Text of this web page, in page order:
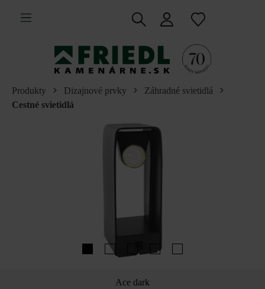
hlavný obsah
Produkty Dizajnové prvky
Záhradné svietidlá
Cestné svietidlá
Ace dark